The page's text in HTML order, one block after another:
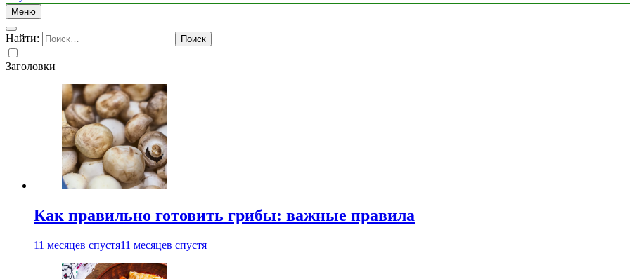
Меню
Найти:
Заголовки
Как правильно готовить грибы: важные правила
11 месяцев спустя11 месяцев спустя